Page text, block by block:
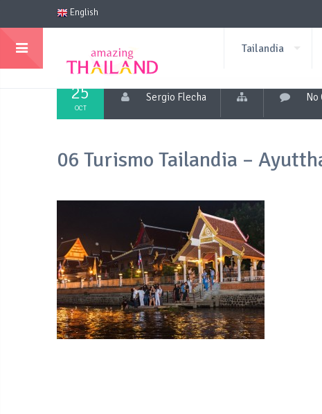
English
Tailandia
25
OCT
Sergio Flecha No
06 Turismo Tailandia –